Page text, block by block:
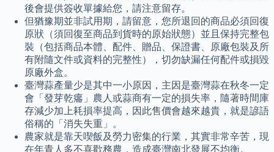
後會提供簽收單據給您，請注意留存。
但猶豫期並非試用期，請留意，您所退回的商品必須回復
原狀（須回復至商品到貨時的原始狀態）並且保持完整包
裝（包括商品本體、配件、贈品、保證書、原廠包裝及所
有附隨文件或資料的完整性），切勿缺漏任何配件或損毀
原廠外盒。
臺灣蒜產量少是其中一小原因，主因是臺灣蒜在秋冬一定
會「發芽乾癟」農人或蒜商有一定的損失率，隨著時間庫
存減少加上耗損率提高，因此售價會越來越貴，就是諺語
俗稱的「消失失重」。
農家就是靠天喫飯及勞力密集的行業，其實非常辛苦，現
在年青人多不喜歡務農，造成臺灣南北發展不均衡。